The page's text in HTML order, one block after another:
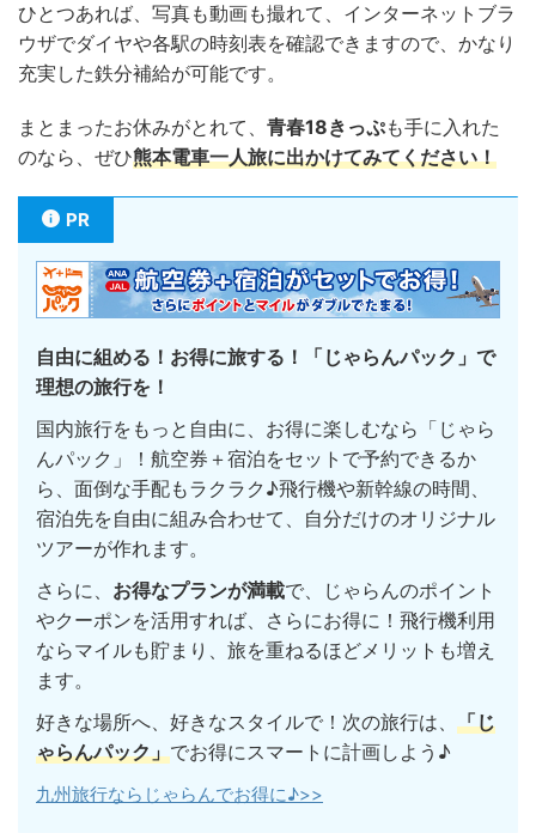
ひとつあれば、写真も動画も撮れて、インターネットブラ
ウザでダイヤや各駅の時刻表を確認できますので、かなり
充実した鉄分補給が可能です。
まとまったお休みがとれて、 青春18きっぷも手に入れた
のなら、ぜひ熊本電車一人旅に出かけてみてください！
PR
自由に組める！お得に旅する！「じゃらんパック」で
理想の旅行を！
国内旅行をもっと自由に、お得に楽しむなら「じゃら
んパック」！航空券＋宿泊をセットで予約できるか
ら、面倒な手配もラクラク♪飛行機や新幹線の時間、
宿泊先を自由に組み合わせて、自分だけのオリジナル
ツアーが作れます。
さらに、 お得なプランが満載で、じゃらんのポイント
やクーポンを活用すれば、さらにお得に！飛行機利用
ならマイルも貯まり、旅を重ねるほどメリットも増え
ます。
好きな場所へ、好きなスタイルで！次の旅行は、 「じ
ゃらんパック」でお得にスマートに計画しよう♪
九州旅行ならじゃらんでお得に♪>>